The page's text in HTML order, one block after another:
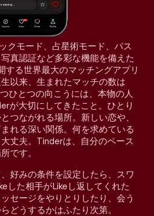
クモード、占星術モード、パス
真認証など多彩な機能を備えた
する世界最大のマッチングアプリ
以来、生まれたマッチの数は
ひとつの向こうには、本物の人
が大切にしてきたこと。ひとり
つながれる場所。新しい恋や、
れる深い関係。何を求めている
丈夫。Tinderは、自分のペース
です。
好みの条件を設定したら、スワ
した相手がLikeし返してくれた
セージをやりとりしたり、会う
どうするかはふたり次第。